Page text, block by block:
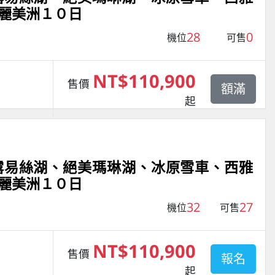
美洲１０日
機位28 可售0
售價 NT$110,900
起
額滿
絲湖、絕美瑪琳湖、冰原雪車、西雅
美洲１０日
機位32 可售27
售價 NT$110,900
起
報名